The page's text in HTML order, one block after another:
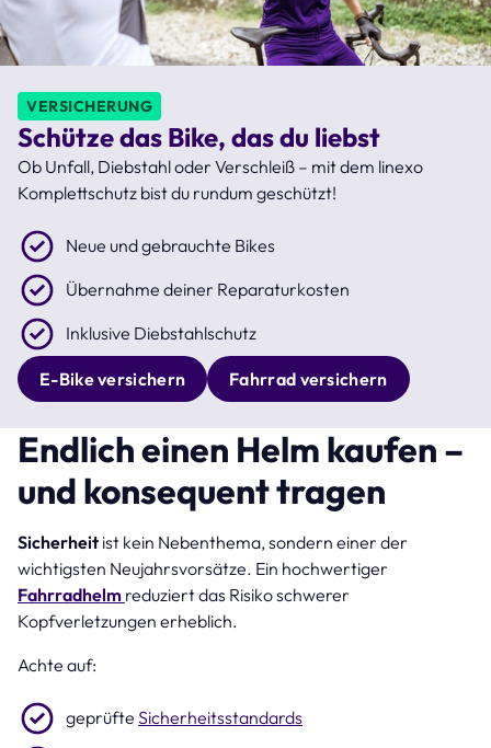
VERSICHERUNG
Schütze das Bike, das du liebst
Ob Unfall, Diebstahl oder Verschleiß – mit dem linexo
Komplettschutz bist du rundum geschützt!
Neue und gebrauchte Bikes
Übernahme deiner Reparaturkosten
Inklusive Diebstahlschutz
E-Bike versichern Fahrrad versichern
Endlich einen Helm kaufen –
und konsequent tragen
Sicherheit ist kein Nebenthema, sondern einer der
wichtigsten Neujahrsvorsätze. Ein hochwertiger
Fahrradhelm reduziert das Risiko schwerer
Kopfverletzungen erheblich.
Achte auf:
geprüfte Sicherheitsstandards